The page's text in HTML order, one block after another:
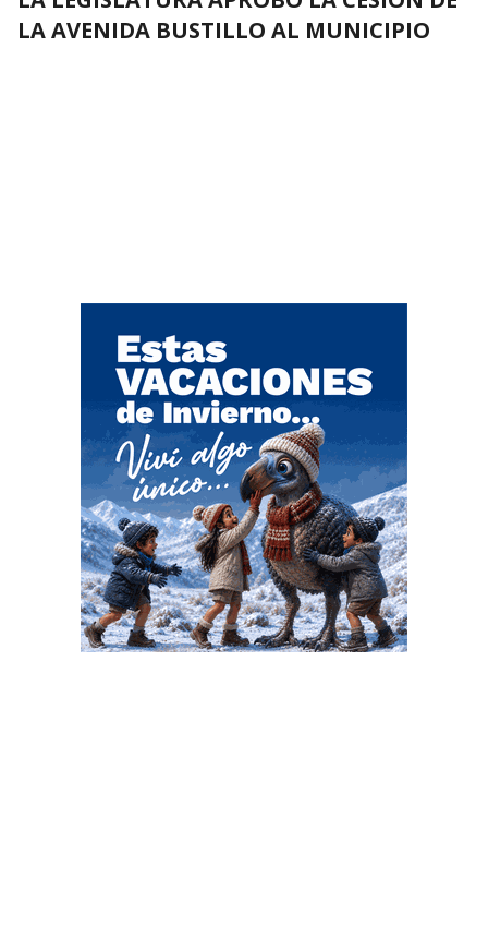
LA AVENIDA BUSTILLO AL MUNICIPIO